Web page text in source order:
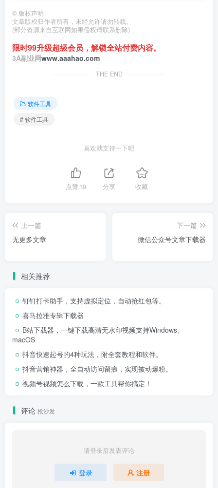
© 版权声明
文章版权归作者所有，未经允许请勿转载。
(部分资源来自互联网如果侵权请联系删除)
限时99升级超级会员，解锁全站付费内容。
3A副业网www.aaahao.com
THE END
软件工具
# 软件工具
喜欢就支持一下吧
点赞10 分享 收藏
上一篇
无更多文章
下一篇
微信公众号文章下载器
相关推荐
钉钉打卡助手，支持虚拟定位，自动抢红包等。
喜马拉雅专辑下载器
B站下载器，一键下载高清无水印视频支持Windows、
macOS
抖音快速起号的4种玩法，附全套教程和软件。
抖音营销神器，全自动访问留痕，实现被动爆粉。
视频号视频怎么下载，一款工具帮你搞定！
评论 抢沙发
请登录后发表评论
登录 注册